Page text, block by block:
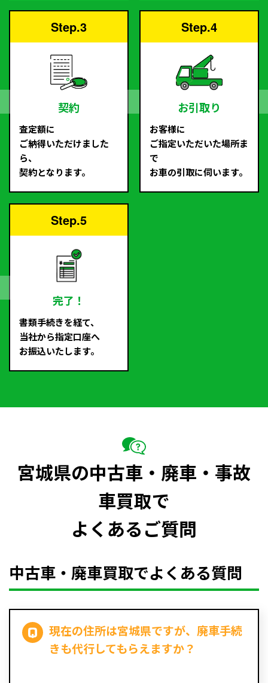
Step.3
契約
査定額に
ご納得いただけました
ら、
契約となります。
Step.4
お引取り
お客様に
ご指定いただいた場所ま
で
お車の引取に伺います。
Step.5
完了！
書類手続きを経て、
当社から指定口座へ
お振込いたします。
宮城県の中古車・廃車・事故
車買取で
よくあるご質問
中古車・廃車買取でよくある質問
現在の住所は宮城県ですが、廃車手続
きも代行してもらえますか？